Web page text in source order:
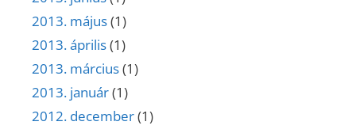
2013. május(1)
2013. április(1)
2013. március(1)
2013. január(1)
2012. december(1)